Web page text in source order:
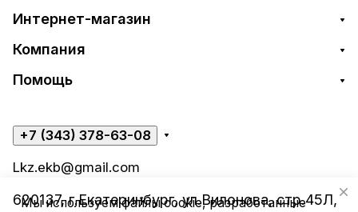
Интернет-магазин
Компания
Помощь
+7 (343) 378-63-08
Lkz.ekb@gmail.com
620137, г.Екатеринбург, ул.Вилонова, стр.45Л,
Мы используем файлы cookie, разработанные